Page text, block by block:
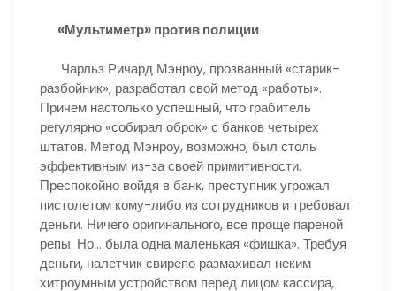
«Мультиметр» против полиции
Чарльз Ричард Мэнроу, прозванный «старик-
разбойник», разработал свой метод «работы».
Причем настолько успешный, что грабитель
регулярно «собирал оброк» с банков четырех
штатов. Метод Мэнроу, возможно, был столь
эффективным из-за своей примитивности.
Преспокойно войдя в банк, преступник угрожал
пистолетом кому-либо из сотрудников и требовал
деньги. Ничего оригинального, все проще пареной
репы. Но… была одна маленькая «фишка». Требуя
деньги, налетчик свирепо размахивал неким
хитроумным устройством перед лицом кассира,